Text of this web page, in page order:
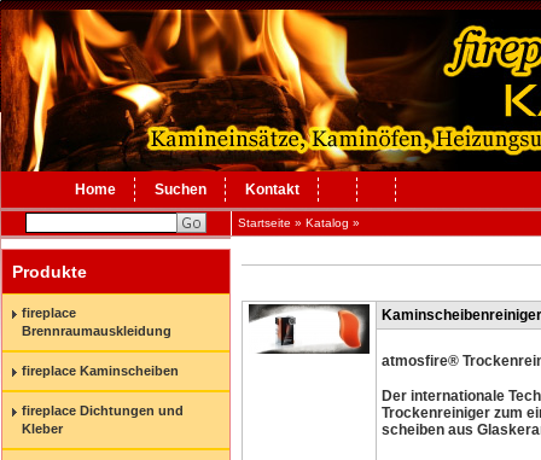
Home Suchen Kontakt
Startseite » Katalog »
Produkte
fireplace
Brennraumauskleidung
fireplace Kaminscheiben
fireplace Dichtungen und
Kleber
Kaminscheibenreiniger
atmosfire®
Der internationale
Trockenreiniger zum
scheiben aus